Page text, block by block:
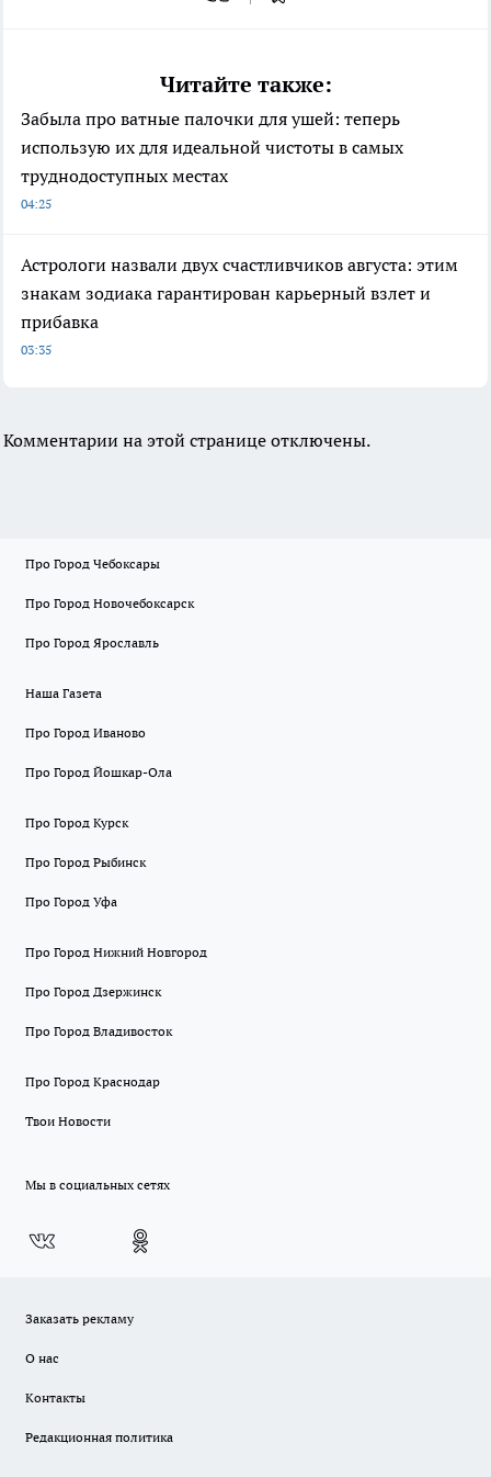
Читайте также:
Забыла про ватные палочки для ушей: теперь
использую их для идеальной чистоты в самых
труднодоступных местах
04:25
Астрологи назвали двух счастливчиков августа: этим
знакам зодиака гарантирован карьерный взлет и
прибавка
03:35
Комментарии на этой странице отключены.
Про Город Чебоксары
Про Город Новочебоксарск
Про Город Ярославль
Наша Газета
Про Город Иваново
Про Город Йошкар-Ола
Про Город Курск
Про Город Рыбинск
Про Город Уфа
Про Город Нижний Новгород
Про Город Дзержинск
Про Город Владивосток
Про Город Краснодар
Твои Новости
Мы в социальных сетях
Заказать рекламу
О нас
Контакты
Редакционная политика